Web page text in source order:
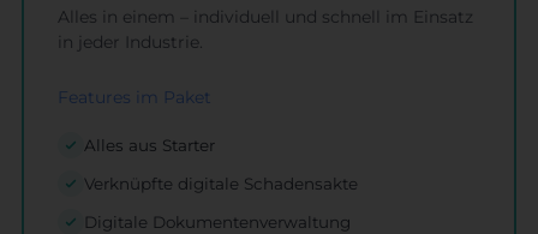
Alles in einem – individuell und schnell im Einsatz
in jeder Industrie.
Features im Paket
Alles aus Starter
Verknüpfte digitale Schadensakte
Digitale Dokumentenverwaltung